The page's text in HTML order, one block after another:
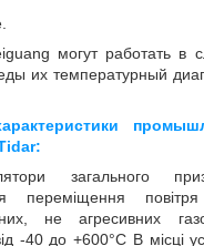
могут работать в
их температурный
загального
переміщення
не агресивних
-40 до +600°С В місці